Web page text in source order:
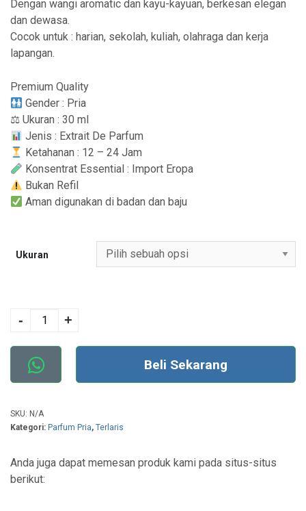
Dengan wangi aromatic dan kayu-kayuan, berkesan elegan
dan dewasa.
Cocok untuk : harian, sekolah, kuliah, olahraga dan kerja
lapangan.
Premium Quality
Gender : Pria
⚖ Ukuran : 30 ml
Jenis : Extrait De Parfum
Ketahanan : 12 – 24 Jam
Konsentrat Essential : Import Eropa
Bukan Refil
Aman digunakan di badan dan baju
Ukuran
AIGR BLACK -
- +
Beli Sekarang
SKU: N/A
Kategori: Parfum Pria, Terlaris
Anda juga dapat memesan produk kami pada situs-situs
berikut: